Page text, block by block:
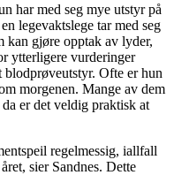
har med seg mye utstyr på
legevaktslege tar med seg
kan gjøre opptak av lyder,
ytterligere vurderinger
Ofte er hun
morgenen. Mange av dem
er det veldig praktisk at
regelmessig, iallfall
sier Sandnes. Dette